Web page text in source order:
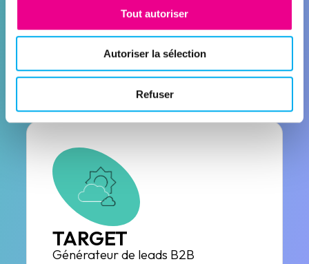
Tout autoriser
Autoriser la sélection
Refuser
QUALIFY
Nettoyer et enrichir vos données
Découvrir la solution
TARGET
Générateur de leads B2B